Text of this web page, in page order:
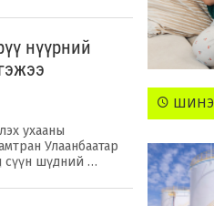
нүүрний
ухааны
Улаанбаатар
сүүн шүдний …
ШИНЭ